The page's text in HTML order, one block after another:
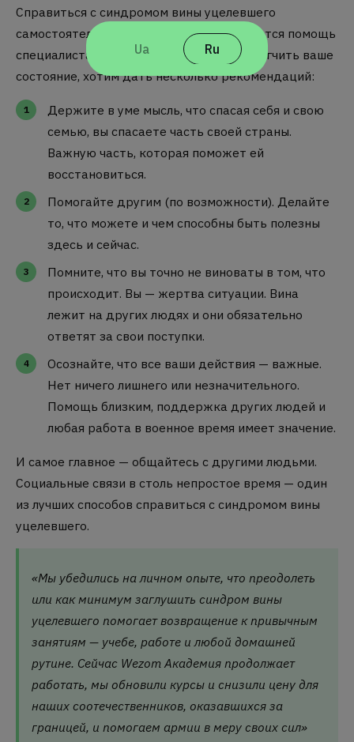
Ua Ru
Справиться с синдромом вины уцелевшего
самостоятельно бывает сложно и требуется помощь
специалиста. Но чтобы как минимум облегчить ваше
состояние, хотим дать несколько рекомендаций:
Держите в уме мысль, что спасая себя и свою
семью, вы спасаете часть своей страны.
Важную часть, которая поможет ей
восстановиться.
Помогайте другим (по возможности). Делайте
то, что можете и чем способны быть полезны
здесь и сейчас.
Помните, что вы точно не виноваты в том, что
происходит. Вы — жертва ситуации. Вина
лежит на других людях и они обязательно
ответят за свои поступки.
Осознайте, что все ваши действия — важные.
Нет ничего лишнего или незначительного.
Помощь близким, поддержка других людей и
любая работа в военное время имеет значение.
И самое главное — общайтесь с другими людьми.
Социальные связи в столь непростое время — один
из лучших способов справиться с синдромом вины
уцелевшего.
«Мы убедились на личном опыте, что преодолеть
или как минимум заглушить синдром вины
уцелевшего помогает возвращение к привычным
занятиям — учебе, работе и любой домашней
рутине. Сейчас Wezom Академия продолжает
работать, мы обновили курсы и снизили цену для
наших соотечественников, оказавшихся за
границей, и помогаем армии в меру своих сил»